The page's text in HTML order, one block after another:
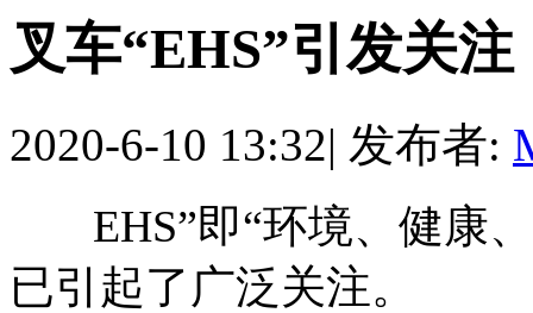
叉车“EHS”引发关注
2020-6-10 13:32| 发布者:
EHS”即“环境、健康、
已引起了广泛关注。